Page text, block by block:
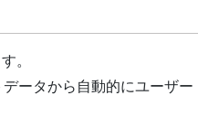
。
ータから自動的にユーザー